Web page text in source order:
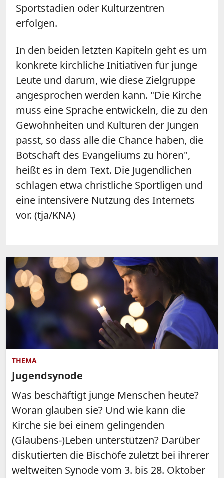
Sportstadien oder Kulturzentren
erfolgen.
In den beiden letzten Kapiteln geht es um
konkrete kirchliche Initiativen für junge
Leute und darum, wie diese Zielgruppe
angesprochen werden kann. "Die Kirche
muss eine Sprache entwickeln, die zu den
Gewohnheiten und Kulturen der Jungen
passt, so dass alle die Chance haben, die
Botschaft des Evangeliums zu hören",
heißt es in dem Text. Die Jugendlichen
schlagen etwa christliche Sportligen und
eine intensivere Nutzung des Internets
vor. (tja/KNA)
THEMA
Jugendsynode
Was beschäftigt junge Menschen heute?
Woran glauben sie? Und wie kann die
Kirche sie bei einem gelingenden
(Glaubens-)Leben unterstützen? Darüber
diskutierten die Bischöfe zuletzt bei ihrerer
weltweiten Synode vom 3. bis 28. Oktober